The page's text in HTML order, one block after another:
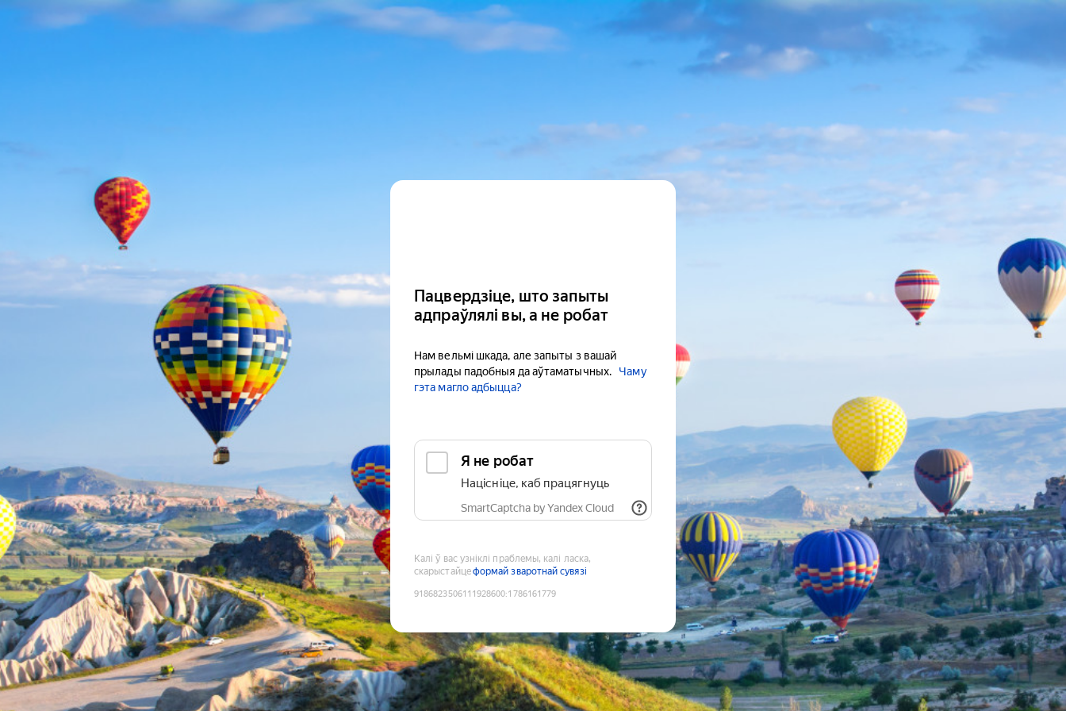
Пацвердзіце, што запыты
адпраўлялі вы, а не робат
Нам вельмі шкада, але запыты з вашай
прылады падобныя да аўтаматычных.
Чаму
гэта магло адбыцца?
Я не робат
Націсніце, каб працягнуць
SmartCaptcha by Yandex Cloud
Калі ў вас узніклі праблемы, калі ласка,
скарыстайцеформай зваротнай сувязі
9186823506111928600:1786161779